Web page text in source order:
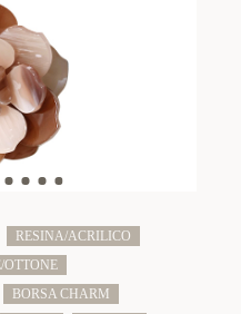
RESINA/ACRILICO
OTTONE
BORSA CHARM